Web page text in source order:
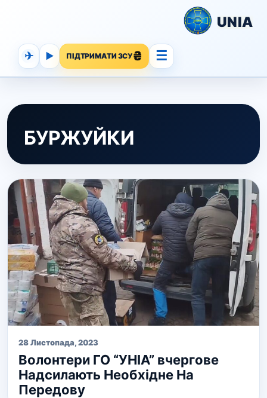
UNIA
✈ ▶ ПІДТРИМАТИ ЗСУ ☰
БУРЖУЙКИ
28 Листопада, 2023
Волонтери ГО “УНІА” вчергове
Надсилають Необхідне На
Передову